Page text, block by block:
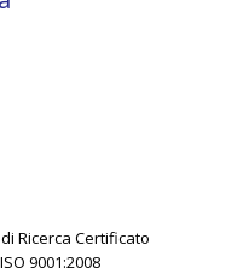
Ricerca Certificato
9001:2008